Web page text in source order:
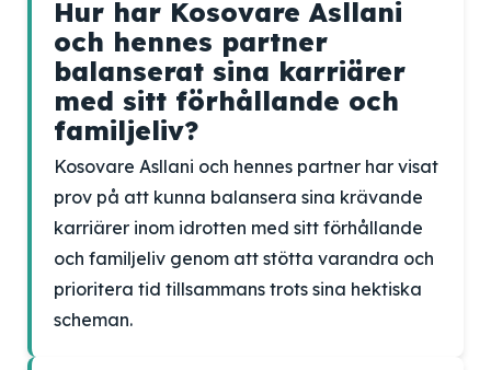
Hur har Kosovare Asllani
och hennes partner
balanserat sina karriärer
med sitt förhållande och
familjeliv?
Kosovare Asllani och hennes partner har visat
prov på att kunna balansera sina krävande
karriärer inom idrotten med sitt förhållande
och familjeliv genom att stötta varandra och
prioritera tid tillsammans trots sina hektiska
scheman.